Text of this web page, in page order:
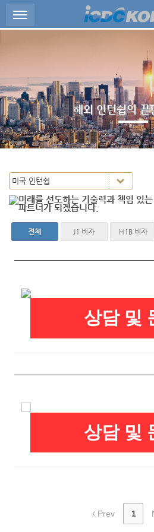
해외 인턴쉽의 끝
전체 J1 비자 H1B 비자
상담 및
상담 및
Prev 1